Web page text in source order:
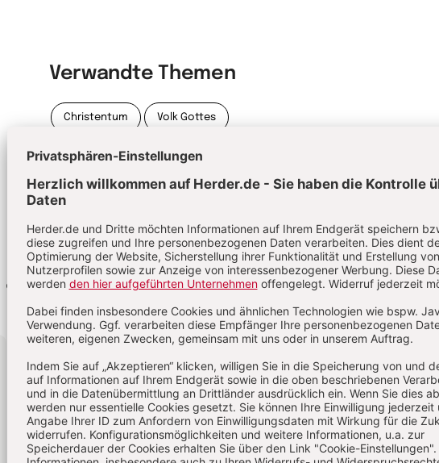
Verwandte Themen
Christentum Volk Gottes
& Spiritualität